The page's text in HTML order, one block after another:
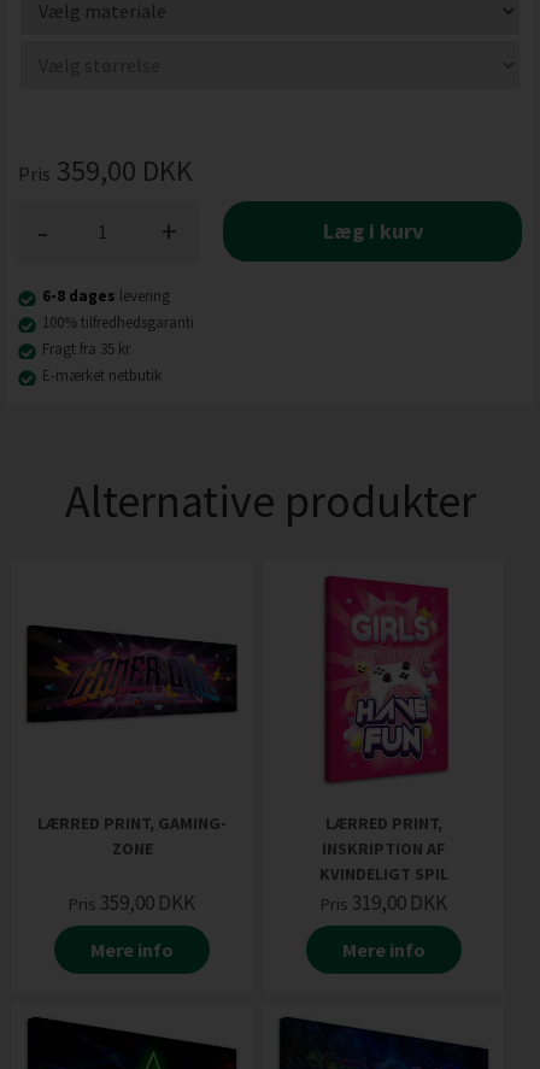
Pris 359,00 DKK
+
- Læg i kurv
6-8 dages levering
100% tilfredhedsgaranti
Fragt fra 35 kr
E-mærket netbutik
Alternative produkter
LÆRRED PRINT, GAMING-
ZONE
Pris 359,00 DKK
Mere info
LÆRRED PRINT,
INSKRIPTION AF
KVINDELIGT SPIL
Pris 319,00 DKK
Mere info